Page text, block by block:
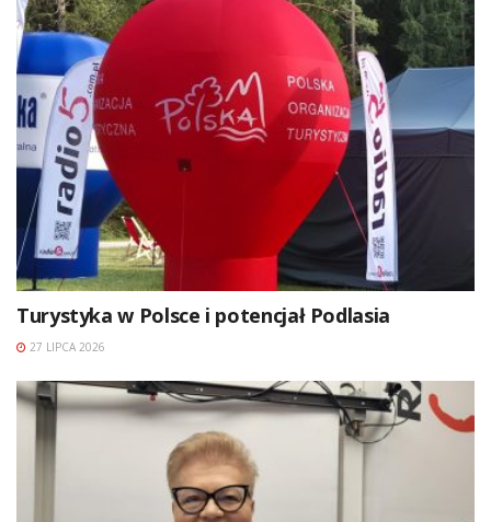
Turystyka w Polsce i potencjał Podlasia
27 LIPCA 2026